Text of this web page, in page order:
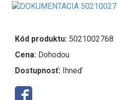
Kód produktu: 5021002768
Cena: Dohodou
Dostupnosť: Ihneď